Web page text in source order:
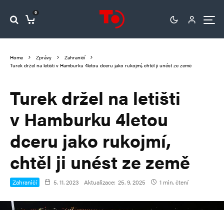
0
Home Zprávy
Zahraničí
Turek držel na letišti v Hamburku 4letou dceru jako rukojmí, chtěl ji unést ze země
Turek držel na letišti
v Hamburku 4letou
dceru jako rukojmí,
chtěl ji unést ze země
Zahraničí 5. 11. 2023 Aktualizace: 25. 9. 2025 1 min. čtení